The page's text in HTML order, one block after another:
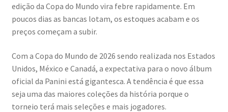
edição da Copa do Mundo vira febre rapidamente. Em
poucos dias as bancas lotam, os estoques acabam e os
preços começam a subir.
Com a Copa do Mundo de 2026 sendo realizada nos Estados
Unidos, México e Canadá, a expectativa para o novo álbum
oficial da Panini está gigantesca. A tendência é que essa
seja uma das maiores coleções da história porque o
torneio terá mais seleções e mais jogadores.